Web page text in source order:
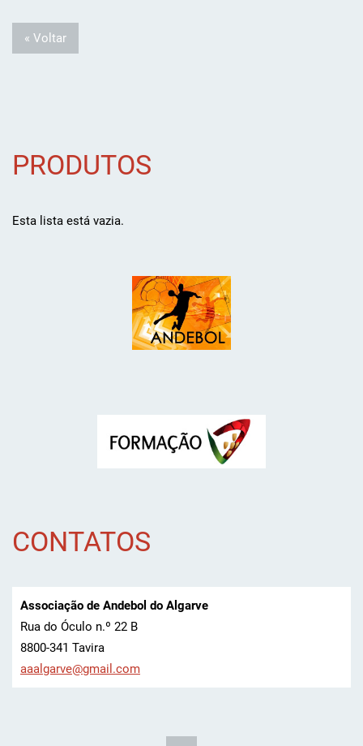
« Voltar
PRODUTOS
Esta lista está vazia.
CONTATOS
Associação de Andebol do Algarve
Rua do Óculo n.º 22 B
8800-341 Tavira
aaalgarve@gmail.com